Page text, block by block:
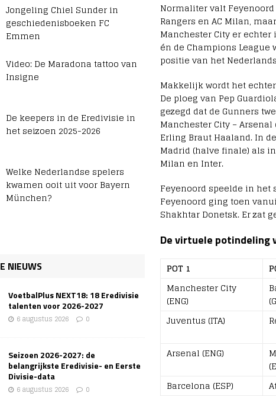
Normaliter valt
Rangers en AC Milan,
Manchester City er
én de Champions
positie van het
Makkelijk wordt het
De ploeg van Pep
gezegd dat de Gunners
Manchester City –
Erling Braut Haaland. In
Madrid (halve finale) als
Milan en Inter.
Feyenoord speelde in het
Feyenoord ging toen
Shakhtar Donetsk. Er zat
De virtuele potindeling
POT 1
Manchester City
(ENG)
Juventus (ITA)
Arsenal (ENG)
Barcelona (ESP)
Jongeling Chiel Sunder in
geschiedenisboeken FC
Emmen
Video: De Maradona tattoo van
Insigne
De keepers in de Eredivisie in
het seizoen 2025-2026
Welke Nederlandse spelers
kwamen ooit uit voor Bayern
München?
NIEUWS
VoetbalPlus NEXT18: 18 Eredivisie
talenten voor 2026-2027
6 augustus 2026 0
Seizoen 2026-2027: de
belangrijkste Eredivisie- en Eerste
Divisie-data
6 augustus 2026 0